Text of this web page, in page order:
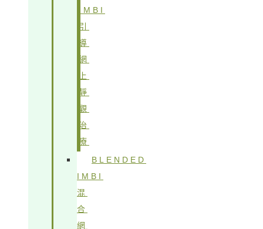
IMBI
引
導
網
上
靜
觀
治
療
BLENDED
IMBI
混
合
網